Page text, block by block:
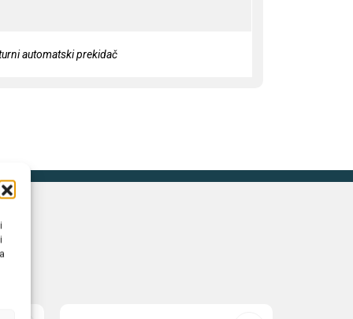
automatski prekidač